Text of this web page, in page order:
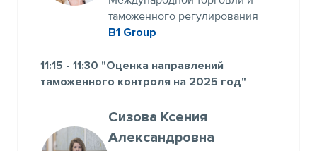
таможенного регулирования
В1 Group
11:15 - 11:30 "Оценка направлений
таможенного контроля на 2025 год"
Сизова Ксения
Александровна